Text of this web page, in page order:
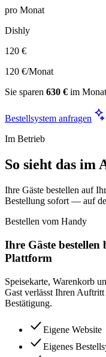
pro Monat
Dishly
120 €
120 €/Monat
Sie sparen 630 € im
Bestellsystem anfragen
Im Betrieb
So sieht das im
Ihre Gäste bestellen auf
Bestellung sofort — auf
Bestellen vom Handy
Ihre Gäste
Plattform
Speisekarte, Warenkorb
Gast verlässt Ihren
Bestätigung.
Eigene Website
Eigenes